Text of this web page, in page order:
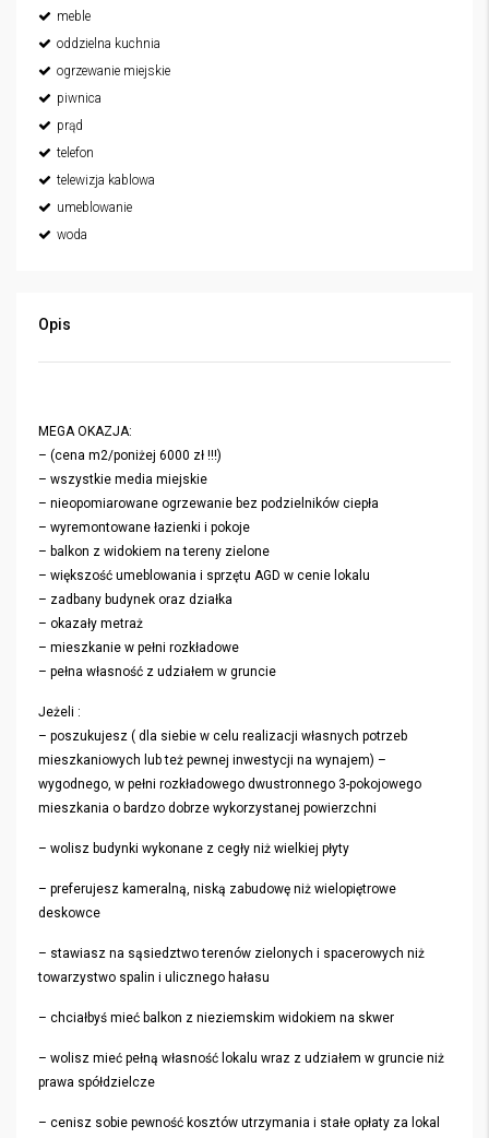
meble
oddzielna kuchnia
ogrzewanie miejskie
piwnica
prąd
telefon
telewizja kablowa
umeblowanie
woda
Opis
MEGA OKAZJA:
– (cena m2/poniżej 6000 zł !!!)
– wszystkie media miejskie
– nieopomiarowane ogrzewanie bez podzielników ciepła
– wyremontowane łazienki i pokoje
– balkon z widokiem na tereny zielone
– większość umeblowania i sprzętu AGD w cenie lokalu
– zadbany budynek oraz działka
– okazały metraż
– mieszkanie w pełni rozkładowe
– pełna własność z udziałem w gruncie
Jeżeli :
– poszukujesz ( dla siebie w celu realizacji własnych potrzeb
mieszkaniowych lub też pewnej inwestycji na wynajem) –
wygodnego, w pełni rozkładowego dwustronnego 3-pokojowego
mieszkania o bardzo dobrze wykorzystanej powierzchni
– wolisz budynki wykonane z cegły niż wielkiej płyty
– preferujesz kameralną, niską zabudowę niż wielopiętrowe
deskowce
– stawiasz na sąsiedztwo terenów zielonych i spacerowych niż
towarzystwo spalin i ulicznego hałasu
– chciałbyś mieć balkon z nieziemskim widokiem na skwer
– wolisz mieć pełną własność lokalu wraz z udziałem w gruncie niż
prawa spółdzielcze
– cenisz sobie pewność kosztów utrzymania i stałe opłaty za lokal